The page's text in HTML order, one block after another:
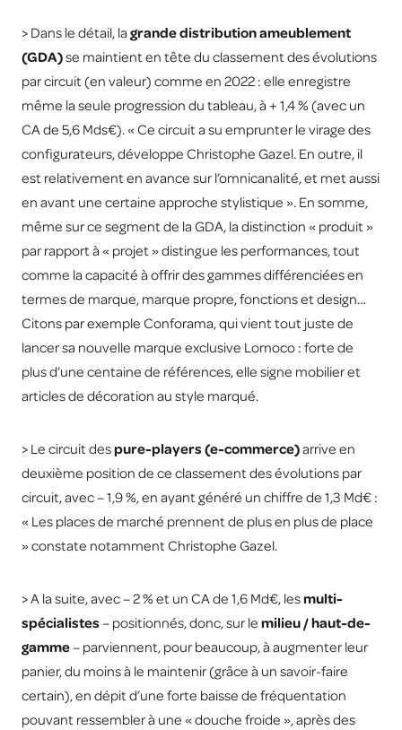
> Dans le détail, la grande distribution ameublement
(GDA)se maintient en tête du classement des évolutions
par circuit (en valeur) comme en 2022 : elle enregistre
même la seule progression du tableau, à + 1,4 % (avec un
CA de 5,6 Mds€). « Ce circuit a su emprunter le virage des
configurateurs, développe Christophe Gazel. En outre, il
est relativement en avance sur l’omnicanalité, et met aussi
en avant une certaine approche stylistique ». En somme,
même sur ce segment de la GDA, la distinction « produit »
par rapport à « projet » distingue les performances, tout
comme la capacité à offrir des gammes différenciées en
termes de marque, marque propre, fonctions et design…
Citons par exemple Conforama, qui vient tout juste de
lancer sa nouvelle marque exclusive Lomoco : forte de
plus d’une centaine de références, elle signe mobilier et
articles de décoration au style marqué.
> Le circuit despure-players (e-commerce)arrive en
deuxième position de ce classement des évolutions par
circuit, avec – 1,9 %, en ayant généré un chiffre de 1,3 Md€ :
« Les places de marché prennent de plus en plus de place
» constate notamment Christophe Gazel.
> A la suite, avec – 2 % et un CA de 1,6 Md€, lesmulti-
spécialistes – positionnés, donc, sur le milieu / haut-de-
gamme– parviennent, pour beaucoup, à augmenter leur
panier, du moins à le maintenir (grâce à un savoir-faire
certain), en dépit d’une forte baisse de fréquentation
pouvant ressembler à une « douche froide », après des